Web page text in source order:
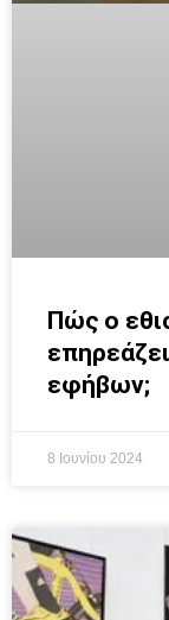
Πώς ο
εφήβων;
8 Ιουνίου 2024